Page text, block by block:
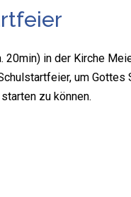
20min) in der Kirche
um Gottes
zu können.